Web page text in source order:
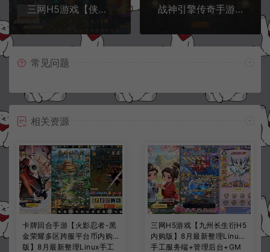
三网H5游戏【侠客游H5修复版】8月最新整理Win一键服务端+表格+导表工具+运营后台+详细搭建教程+视频教程
战神引擎传奇手游【1.80蓝天传奇合击九级宠物[白猪3.1]】9月最新整理Win一键服务端+GM授权后台+安卓苹果双端+详细搭建教程+视频教程
常见问题
相关资源
卡牌回合手游【火影忍者-黑
金荣耀多区跨服平台币内购
版】8月最新整理Linux手工
三网H5游戏【九州长生衍H5
内购版】8月最新整理Linux
手工服务端+管理后台+GM